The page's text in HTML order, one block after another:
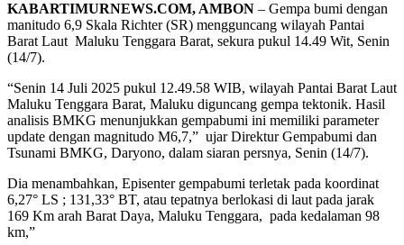
KABARTIMURNEWS.COM, AMBON – Gempa bumi dengan
manitudo 6,9 Skala Richter (SR) mengguncang wilayah Pantai
Barat Laut Maluku Tenggara Barat, sekura pukul 14.49 Wit, Senin
(14/7).
“Senin 14 Juli 2025 pukul 12.49.58 WIB, wilayah Pantai Barat Laut
Maluku Tenggara Barat, Maluku diguncang gempa tektonik. Hasil
analisis BMKG menunjukkan gempabumi ini memiliki parameter
update dengan magnitudo M6,7,” ujar Direktur Gempabumi dan
Tsunami BMKG, Daryono, dalam siaran persnya, Senin (14/7).
Dia menambahkan, Episenter gempabumi terletak pada koordinat
6,27° LS ; 131,33° BT, atau tepatnya berlokasi di laut pada jarak
169 Km arah Barat Daya, Maluku Tenggara, pada kedalaman 98
km,”